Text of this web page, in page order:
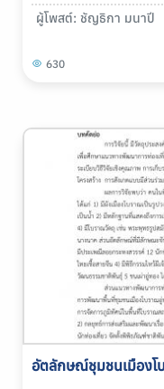
ผู้โพสต์: ชัญธิกา มนาปี
630
อัตลักษณ์ชุมชนเมือง